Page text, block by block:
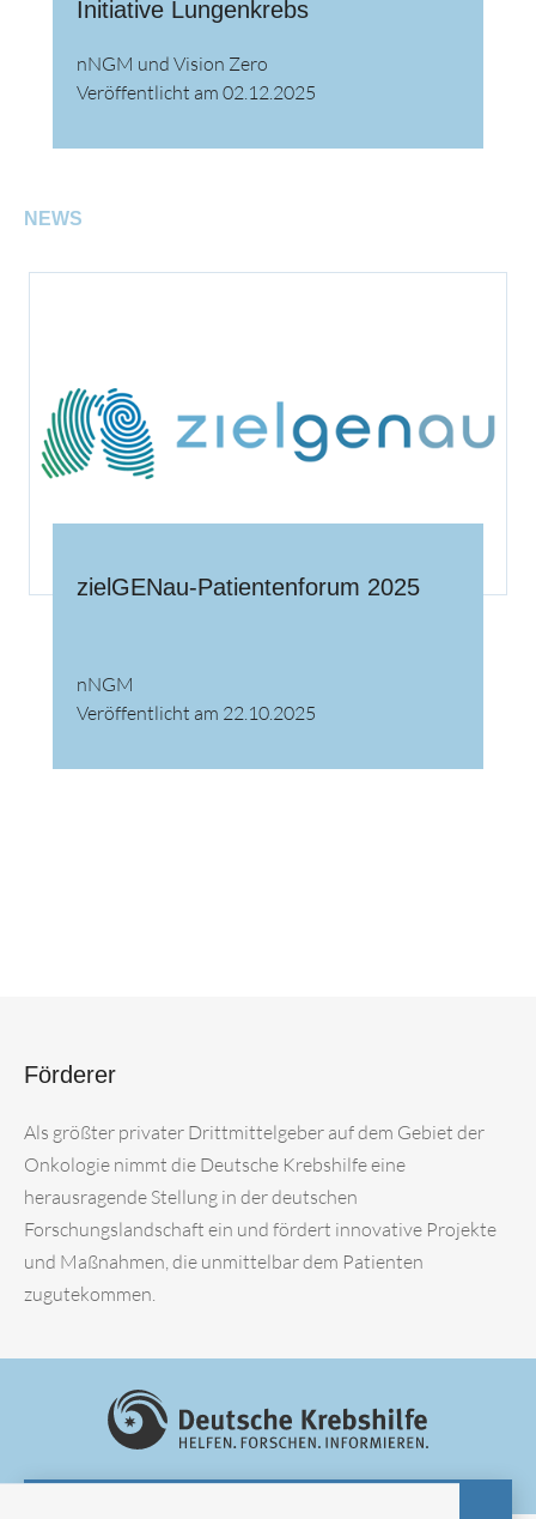
Initiative Lungenkrebs
nNGM und Vision Zero
Veröffentlicht am 02.12.2025
NEWS
zielGENau-Patientenforum 2025
nNGM
Veröffentlicht am 22.10.2025
Förderer
Als größter privater Drittmittelgeber auf dem Gebiet der
Onkologie nimmt die Deutsche Krebshilfe eine
herausragende Stellung in der deutschen
Forschungslandschaft ein und fördert innovative Projekte
und Maßnahmen, die unmittelbar dem Patienten
zugutekommen.